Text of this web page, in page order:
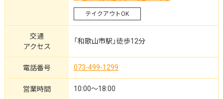
テイクアウトOK
交通
アクセス
「和歌山市駅」徒歩12分
電話番号 073-499-1299
営業時間 10:00～18:00